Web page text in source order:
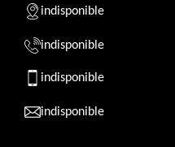
indisponible
indisponible
indisponible
indisponible